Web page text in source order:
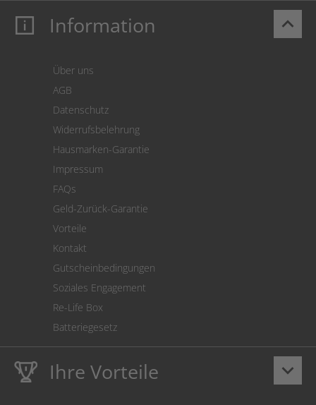
Mein Konto
Cookie Einstellungen
keyboard_arrow_up
Information
Über uns
AGB
Datenschutz
Widerrufsbelehrung
Hausmarken-Garantie
Impressum
FAQs
Geld-Zurück-Garantie
Vorteile
Kontakt
Gutscheinbedingungen
Soziales Engagement
Re-Life Box
Batteriegesetz
keyboard_arrow_down
Ihre Vorteile